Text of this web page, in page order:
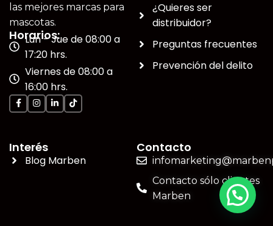
las mejores marcas para
mascotas.
Horarios:
Lun - Jue de 08:00 a
17:20 hrs.
Viernes de 08:00 a
16:00 hrs.
¿Quieres ser
distribuidor?
Preguntas frecuentes
Prevención del delito
Interés
Blog Marben
Contacto
Contacto sólo clientes
Marben